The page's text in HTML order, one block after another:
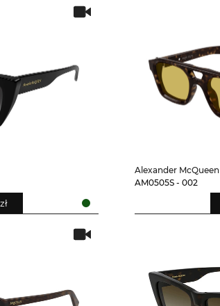
Alexander McQueen
AM0505S - 002